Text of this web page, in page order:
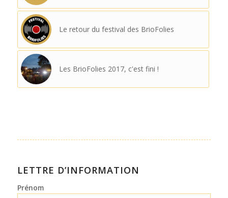
Le retour du festival des BrioFolies
Les BrioFolies 2017, c'est fini !
LETTRE D’INFORMATION
Prénom